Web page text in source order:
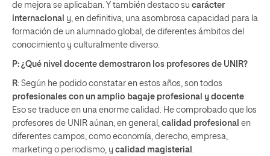
de mejora se aplicaban. Y también destaco su carácter
internacional y, en definitiva, una asombrosa capacidad para la
formación de un alumnado global, de diferentes ámbitos del
conocimiento y culturalmente diverso.
P: ¿Qué nivel docente demostraron los profesores de UNIR?
R: Según he podido constatar en estos años, son todos
profesionales con un amplio bagaje profesional y docente
Eso se traduce en una enorme calidad. He comprobado que los
profesores de UNIR aúnan, en general, calidad profesional en
diferentes campos, como economía, derecho, empresa,
marketing o periodismo, y calidad magisterial